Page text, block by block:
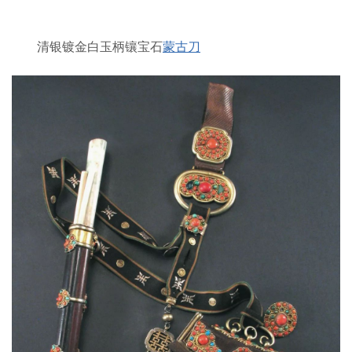
清银镀金白玉柄镶宝石蒙古刀